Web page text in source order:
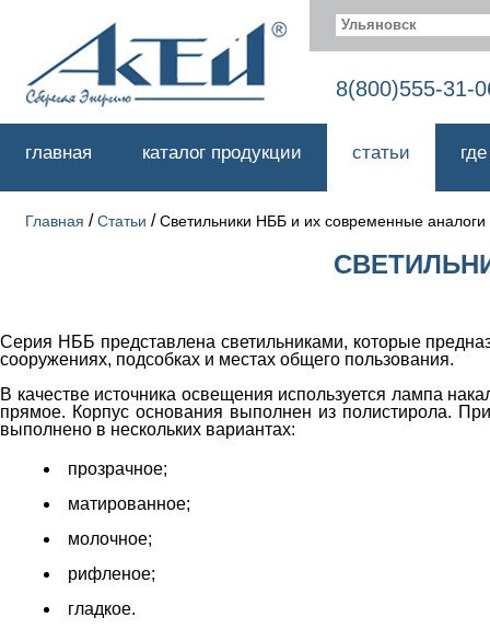
Ульяновск
8(800)555-31-
главная каталог продукции статьи
Главная /Статьи /Светильники НББ и их современные аналоги
Серия НББ представлена светильниками, которые
сооружениях, подсобках и местах общего пользования.
В качестве источника освещения используется лампа
прямое. Корпус основания выполнен из полистирола.
выполнено в нескольких вариантах:
прозрачное;
матированное;
молочное;
рифленое;
гладкое.